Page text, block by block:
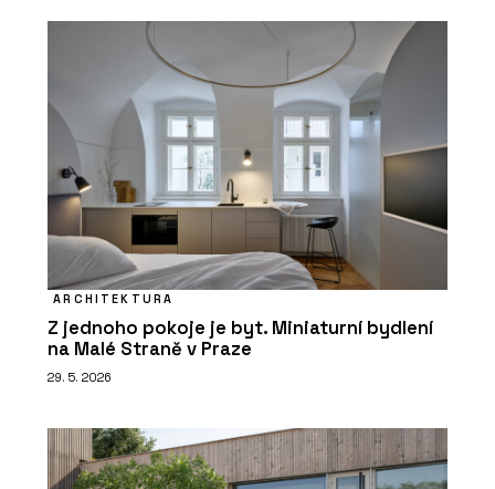
ARCHITEKTURA
Z jednoho pokoje je byt. Miniaturní bydlení
na Malé Straně v Praze
29. 5. 2026